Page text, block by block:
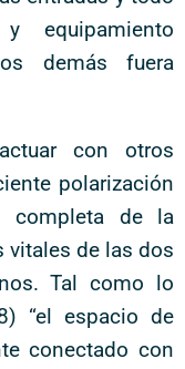
equipamiento
demás fuera
con otros
polarización
completa de la
de las dos
Tal como lo
“el espacio de
conectado con